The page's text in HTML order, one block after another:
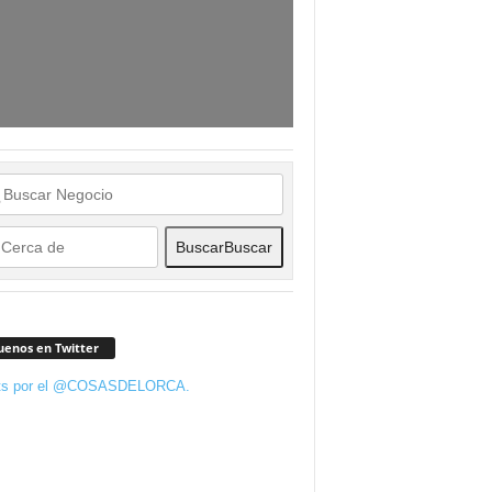
BuscarBuscar
en Twitter
por el @COSASDELORCA.